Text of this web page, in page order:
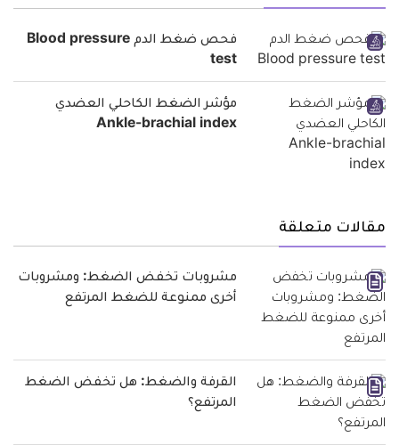
فحص ضغط الدم Blood pressure
test
مؤشر الضغط الكاحلي العضدي
Ankle-brachial index
مقالات متعلقة
مشروبات تخفض الضغط: ومشروبات
أخرى ممنوعة للضغط المرتفع
القرفة والضغط: هل تخفض الضغط
المرتفع؟